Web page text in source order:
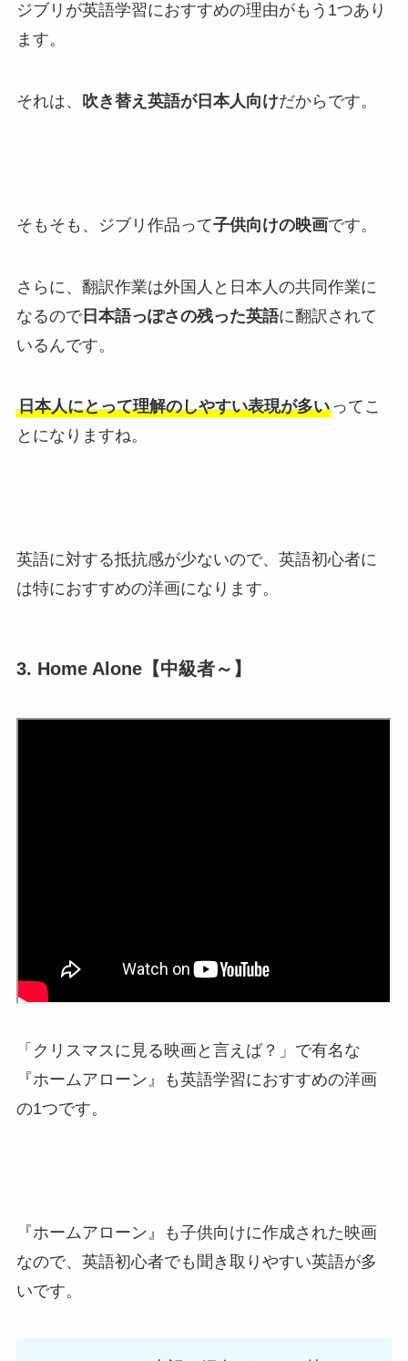
ジブリが英語学習におすすめの理由がもう1つあり
ます。
それは、 吹き替え英語が日本人向けだからです。
そもそも、ジブリ作品って子供向けの映画です。
さらに、翻訳作業は外国人と日本人の共同作業に
なるので日本語っぽさの残った英語に翻訳されて
いるんです。
日本人にとって理解のしやすい表現が多いってこ
とになりますね。
英語に対する抵抗感が少ないので、英語初心者に
は特におすすめの洋画になります。
3. Home Alone【中級者～】
「クリスマスに見る映画と言えば？」で有名な
『ホームアローン』も英語学習におすすめの洋画
の1つです。
『ホームアローン』も子供向けに作成された映画
なので、英語初心者でも聞き取りやすい英語が多
いです。